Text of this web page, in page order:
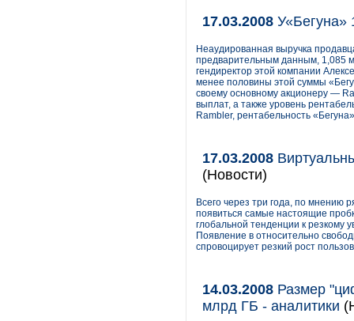
17.03.2008 У«Бегуна»
Неаудированная выручка
предварительным данным, 1,085
гендиректор этой компании
менее половины этой суммы
своему основному акционеру —
выплат, а также уровень
Rambler, рентабельность
17.03.2008
(Новости)
Всего через три года, по мнению
появиться самые настоящие
глобальной тенденции к резкому
Появление в относительно
спровоцирует резкий рост
14.03.2008 Размер
млрд ГБ - аналитики